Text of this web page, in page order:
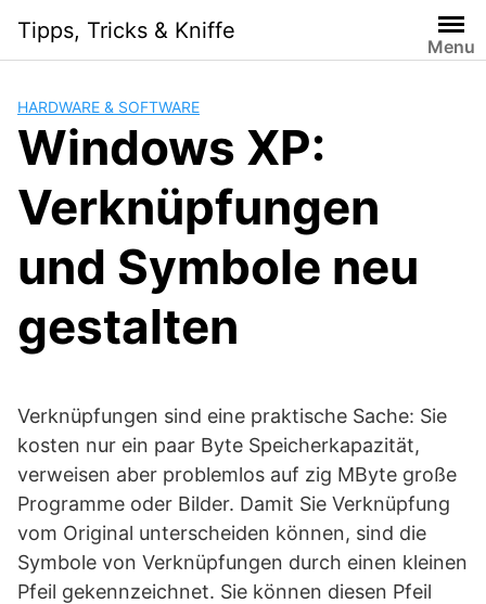
content
Tipps, Tricks & Kniffe
Menu
HARDWARE & SOFTWARE
Windows XP:
Verknüpfungen
und Symbole neu
gestalten
Verknüpfungen sind eine praktische Sache: Sie
kosten nur ein paar Byte Speicherkapazität,
verweisen aber problemlos auf zig MByte große
Programme oder Bilder. Damit Sie Verknüpfung
vom Original unterscheiden können, sind die
Symbole von Verknüpfungen durch einen kleinen
Pfeil gekennzeichnet. Sie können diesen Pfeil